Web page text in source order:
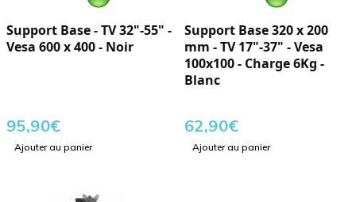
Support Base - TV 32"-55" -
Vesa 600 x 400 - Noir
95,90€
Ajouter au panier
Support Base 320 x 200
mm - TV 17"-37" - Vesa
100x100 - Charge 6Kg -
Blanc
62,90€
Ajouter au panier